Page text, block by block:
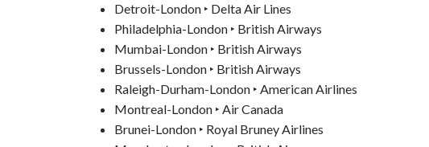
Detroit-London ‣ Delta Air Lines
Philadelphia-London ‣ British Airways
Mumbai-London ‣ British Airways
Brussels-London ‣ British Airways
Raleigh-Durham-London ‣ American Airlines
Montreal-London ‣ Air Canada
Brunei-London ‣ Royal Bruney Airlines